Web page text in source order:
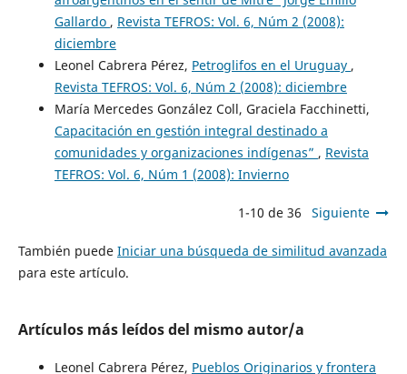
Gallardo , Revista TEFROS: Vol. 6, Núm 2 (2008):
diciembre
Leonel Cabrera Pérez, Petroglifos en el Uruguay ,
Revista TEFROS: Vol. 6, Núm 2 (2008): diciembre
María Mercedes González Coll, Graciela Facchinetti,
Capacitación en gestión integral destinado a
comunidades y organizaciones indígenas” , Revista
TEFROS: Vol. 6, Núm 1 (2008): Invierno
1-10 de 36 Siguiente
También puede Iniciar una búsqueda de similitud avanzada
para este artículo.
Artículos más leídos del mismo autor/a
Leonel Cabrera Pérez, Pueblos Originarios y frontera